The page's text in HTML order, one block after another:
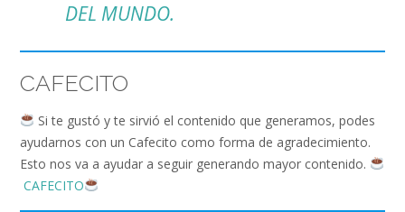
DEL MUNDO.
CAFECITO
Si te gustó y te sirvió el contenido que generamos, podes
ayudarnos con un Cafecito como forma de agradecimiento.
Esto nos va a ayudar a seguir generando mayor contenido.
CAFECITO